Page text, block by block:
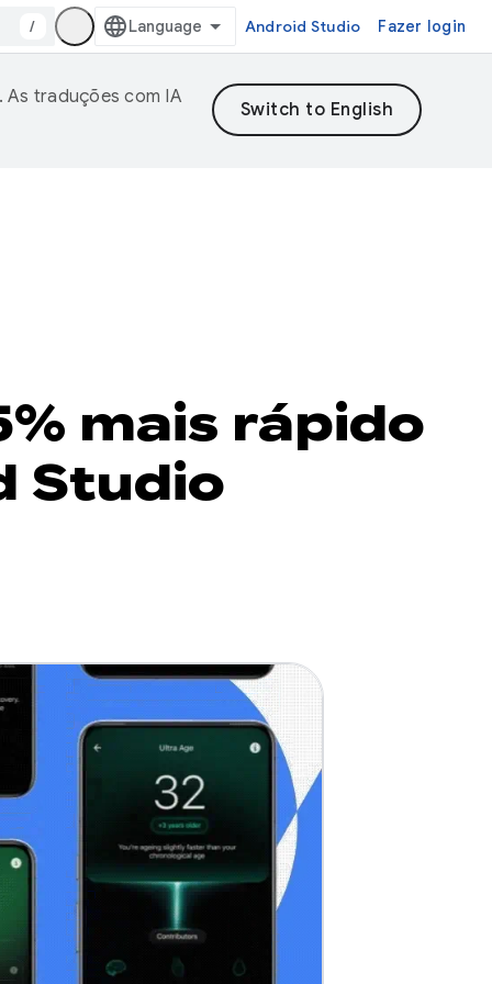
/ Android Studio Fazer login
traduções com IA
mais rápido
Studio